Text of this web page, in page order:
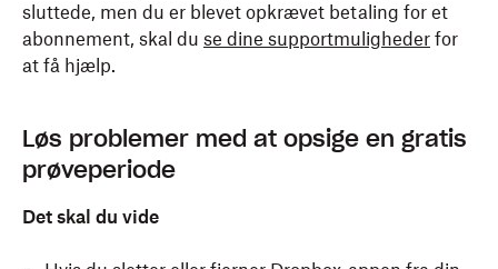
sluttede, men du er blevet opkrævet betaling for et
abonnement, skal du se dine supportmuligheder for
at få hjælp.
Løs problemer med at opsige en gratis
prøveperiode
Det skal du vide